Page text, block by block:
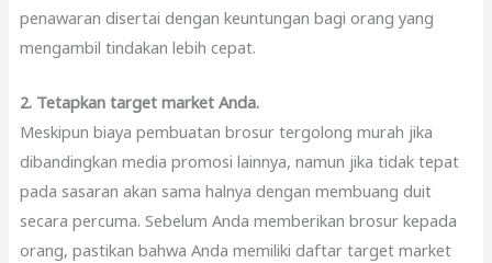
penawaran disertai dengan keuntungan bagi orang yang
mengambil tindakan lebih cepat.
2. Tetapkan target market Anda.
Meskipun biaya pembuatan brosur tergolong murah jika
dibandingkan media promosi lainnya, namun jika tidak tepat
pada sasaran akan sama halnya dengan membuang duit
secara percuma. Sebelum Anda memberikan brosur kepada
orang, pastikan bahwa Anda memiliki daftar target market